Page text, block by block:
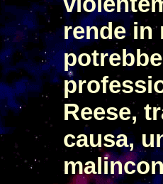
rende in
Reese,
causa,